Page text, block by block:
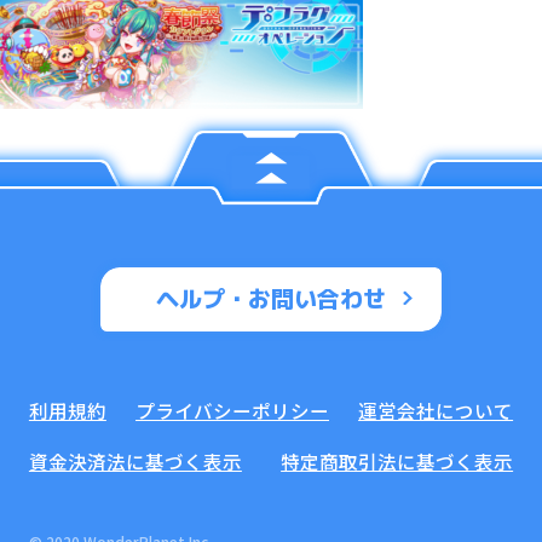
ヘルプ・お問い合わせ
利用規約 プライバシーポリシー
運営会社について
資金決済法に基づく表示
特定商取引法に基づく表示